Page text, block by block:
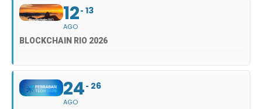
12
AGO
13
BLOCKCHAIN RIO 2026
24
AGO
26